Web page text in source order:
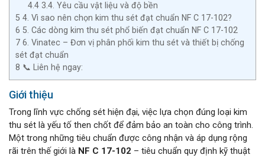
4.4 3.4. Yêu cầu vật liệu và độ bền
5 4. Vì sao nên chọn kim thu sét đạt chuẩn NF C 17-102?
6 5. Các dòng kim thu sét phổ biến đạt chuẩn NF C 17-102
7 6. Vinatec – Đơn vị phân phối kim thu sét và thiết bị chống
sét đạt chuẩn
8 📞 Liên hệ ngay:
Giới thiệu
Trong lĩnh vực chống sét hiện đại, việc lựa chọn đúng loại kim
thu sét là yếu tố then chốt để đảm bảo an toàn cho công trình.
Một trong những tiêu chuẩn được công nhận và áp dụng rộng
rãi trên thế giới là NF C 17-102 – tiêu chuẩn quy định kỹ thuật